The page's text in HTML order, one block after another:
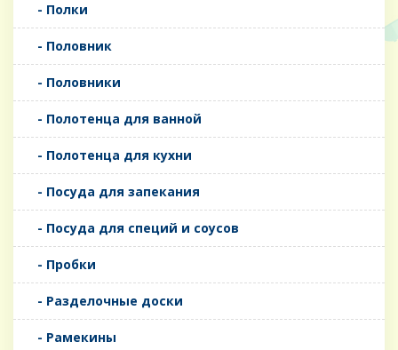
- Полки
- Половник
- Половники
- Полотенца для ванной
- Полотенца для кухни
- Посуда для запекания
- Посуда для специй и соусов
- Пробки
- Разделочные доски
- Рамекины